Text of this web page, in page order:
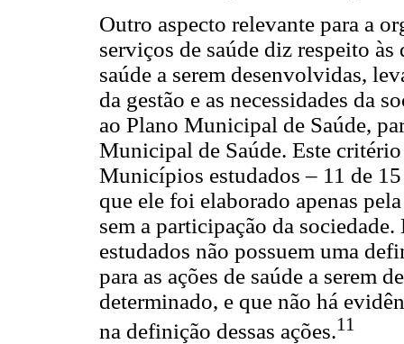
Outro aspecto relevante para a
serviços de saúde diz respeito às
saúde a serem desenvolvidas,
da gestão e as necessidades da
ao Plano Municipal de Saúde,
Municipal de Saúde. Este
Municípios estudados – 11 de
que ele foi elaborado apenas
sem a participação da
estudados não possuem uma
para as ações de saúde a serem
determinado, e que não há
na definição dessas ações.11